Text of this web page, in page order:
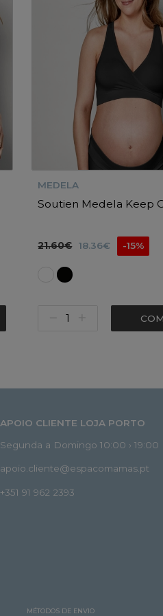
MEDELA
Soutien Medela Keep
21.60€ 18.36€ -15%
APOIO CLIENTE LOJA PORTO
Segunda a Domingo 10:00 › 19:00
apoio.cliente@espacomamas.pt
+351 91 962 2393
MÉTODOS DE ENVIO